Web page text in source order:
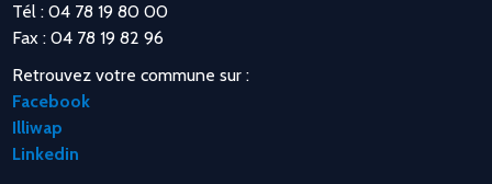
Tél : 04 78 19 80 00
Fax : 04 78 19 82 96
Retrouvez votre commune sur :
Facebook
Illiwap
Linkedin